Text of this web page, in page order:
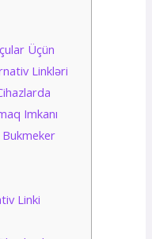
Üçün
Linkləri
Imkаnı
Linki